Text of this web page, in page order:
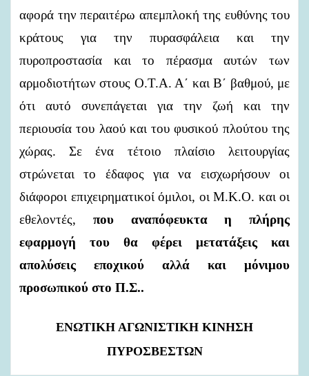
αφορά την περαιτέρω απεμπλοκή της ευθύνης του
κράτους για την πυρασφάλεια και την
πυροπροστασία και το πέρασμα αυτών των
αρμοδιοτήτων στους Ο.Τ.Α. Α΄ και Β΄ βαθμού, με
ότι αυτό συνεπάγεται για την ζωή και την
περιουσία του λαού και του φυσικού πλούτου της
χώρας. Σε ένα τέτοιο πλαίσιο λειτουργίας
στρώνεται το έδαφος για να εισχωρήσουν οι
διάφοροι επιχειρηματικοί όμιλοι, οι Μ.Κ.Ο. και οι
εθελοντές, που
αναπόφευκτα η πλήρης
εφαρμογή του θα φέρει μετατάξεις και
απολύσεις εποχικού αλλά και μόνιμου
προσωπικού στο Π.Σ..
ΕΝΩΤΙΚΗ ΑΓΩΝΙΣΤΙΚΗ ΚΙΝΗΣΗ
ΠΥΡΟΣΒΕΣΤΩΝ